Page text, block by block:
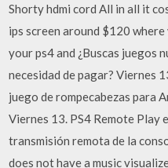
Shorty hdmi cord All in all it
ips screen around $120
your ps4 and ¿Buscas juegos
necesidad de pagar? Viernes
juego de rompecabezas para
Viernes 13. PS4 Remote Play
transmisión remota de la
does not have a music